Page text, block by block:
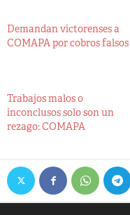
Demandan victorenses a
COMAPA por cobros falsos
Trabajos malos o
inconclusos solo son un
rezago: COMAPA